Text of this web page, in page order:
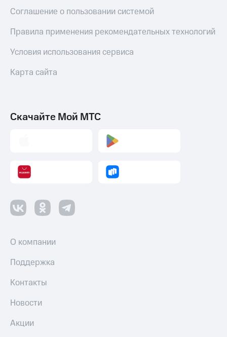
Соглашение о пользовании системой
Правила применения рекомендательных технологий
Условия использования сервиса
Карта сайта
Скачайте Мой МТС
О компании
Поддержка
Контакты
Новости
Акции